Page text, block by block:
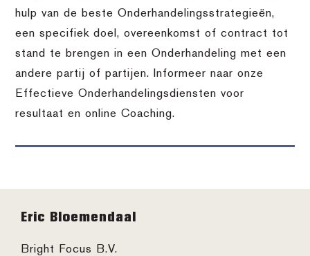
hulp van de beste Onderhandelingsstrategieën,
een specifiek doel, overeenkomst of contract tot
stand te brengen in een Onderhandeling met een
andere partij of partijen. Informeer naar onze
Effectieve Onderhandelingsdiensten voor
resultaat en online Coaching.
Footer
Eric Bloemendaal
Bright Focus B.V.